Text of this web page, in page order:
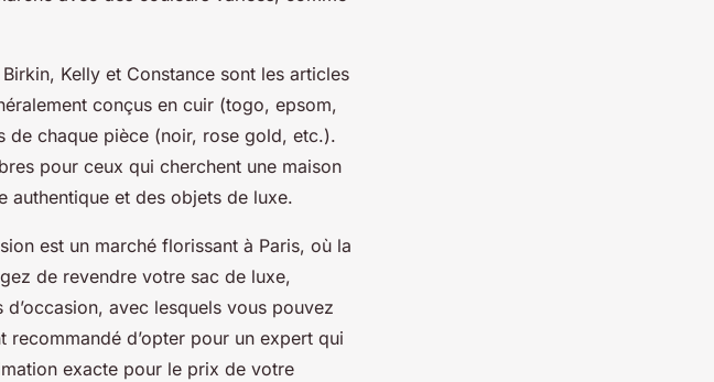
Kelly et Constance sont les articles
conçus en cuir (togo, epsom,
de chaque pièce (noir, rose gold, etc.).
pour ceux qui cherchent une maison
authentique et des objets de luxe.
est un marché florissant à Paris, où la
de revendre votre sac de luxe,
avec lesquels vous pouvez
d’opter pour un expert qui
exacte pour le prix de votre